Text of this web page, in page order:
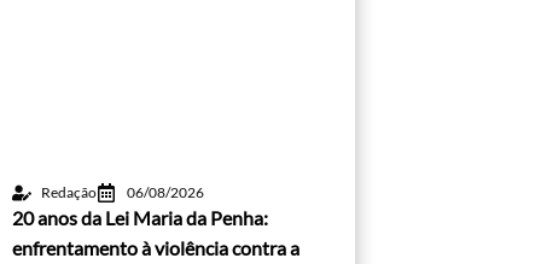
Redação 06/08/2026
20 anos da Lei Maria da Penha:
enfrentamento à violência contra a